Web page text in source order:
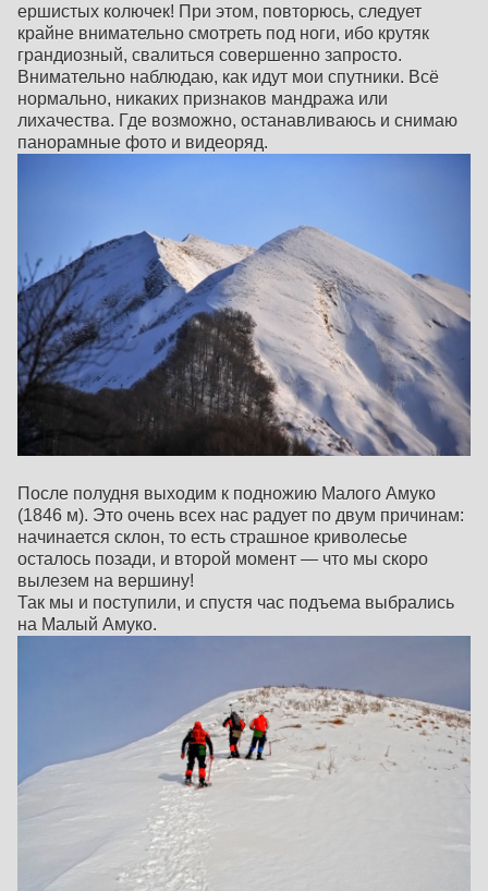
ершистых колючек! При этом, повторюсь, следует
крайне внимательно смотреть под ноги, ибо крутяк
грандиозный, свалиться совершенно запросто.
Внимательно наблюдаю, как идут мои спутники. Всё
нормально, никаких признаков мандража или
лихачества. Где возможно, останавливаюсь и снимаю
панорамные фото и видеоряд.
После полудня выходим к подножию Малого Амуко
(1846 м). Это очень всех нас радует по двум причинам:
начинается склон, то есть страшное криволесье
осталось позади, и второй момент — что мы скоро
вылезем на вершину!
Так мы и поступили, и спустя час подъема выбрались
на Малый Амуко.